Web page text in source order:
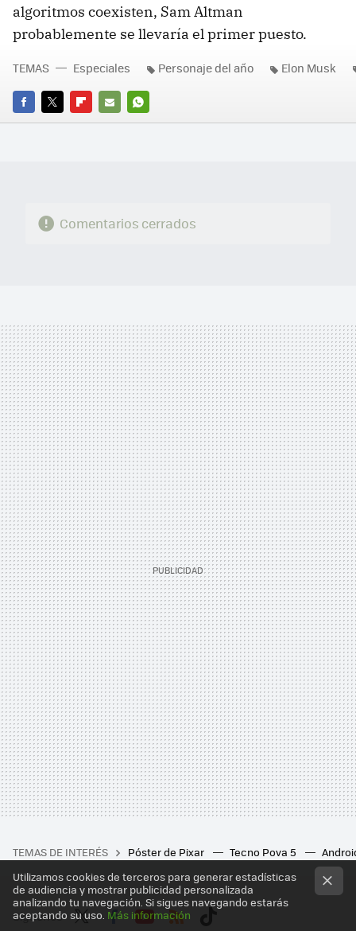
algoritmos coexisten, Sam Altman
probablemente se llevaría el primer puesto.
FACEBOOK
TWITTERFLIPBOARD
E-
WHATSAPP
TEMAS Especiales Personaje del año Elon Musk
Comentarios cerrados
TEMAS DE INTERÉS Póster de Pixar Tecno Pova 5
Síguenos
Utilizamos cookies de terceros para generar estadísticas
de audiencia y mostrar publicidad personalizada
analizando tu navegación. Si sigues navegando estarás
aceptando su uso. Más información